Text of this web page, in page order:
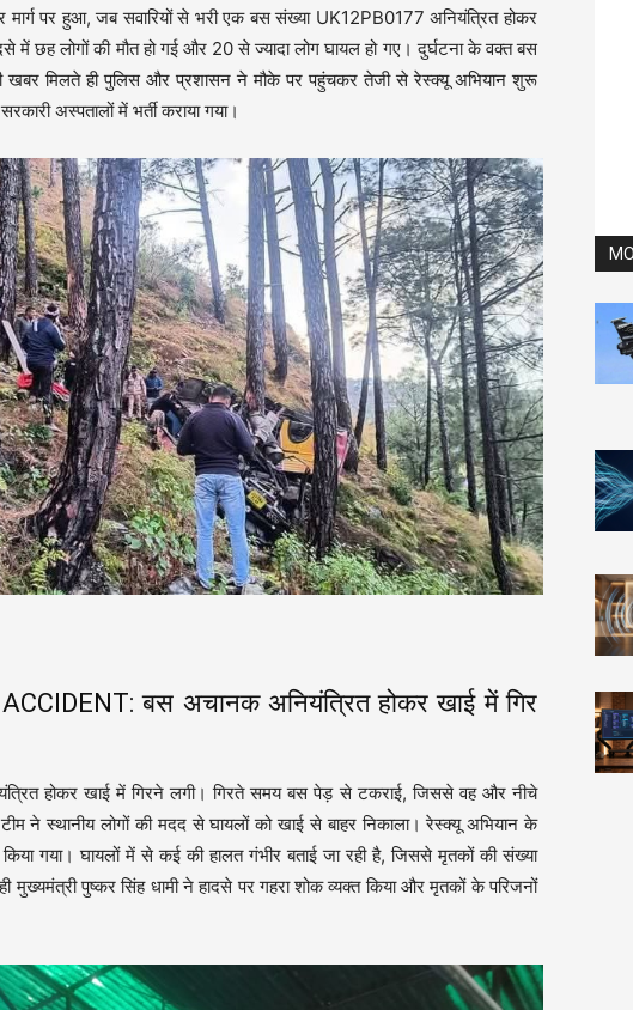
मार्ग पर हुआ, जब सवारियों से भरी एक बस संख्या UK12PB0177 अनियंत्रित होकर
में छह लोगों की मौत हो गई और 20 से ज्यादा लोग घायल हो गए। दुर्घटना के वक्त बस
खबर मिलते ही पुलिस और प्रशासन ने मौके पर पहुंचकर तेजी से रेस्क्यू अभियान शुरू
अस्पतालों में भर्ती कराया गया।
बस अचानक अनियंत्रित होकर खाई में गिर
होकर खाई में गिरने लगी। गिरते समय बस पेड़ से टकराई, जिससे वह और नीचे
स्थानीय लोगों की मदद से घायलों को खाई से बाहर निकाला। रेस्क्यू अभियान के
गया। घायलों में से कई की हालत गंभीर बताई जा रही है, जिससे मृतकों की संख्या
पुष्कर सिंह धामी ने हादसे पर गहरा शोक व्यक्त किया और मृतकों के परिजनों